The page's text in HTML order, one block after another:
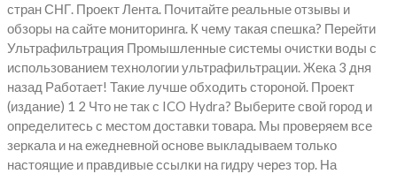
стран СНГ. Проект Лента. Почитайте реальные отзывы и
обзоры на сайте мониторинга. К чему такая спешка? Перейти
Ультрафильтрация Промышленные системы очистки воды с
использованием технологии ультрафильтрации. Жека 3 дня
назад Работает! Такие лучше обходить стороной. Проект
(издание) 1 2 Что не так с ICO Hydra? Выберите свой город и
определитесь с местом доставки товара. Мы проверяем все
зеркала и на ежедневной основе выкладываем только
настоящие и правдивые ссылки на гидру через тор. На